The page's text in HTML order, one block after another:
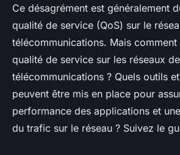
Guillaume• 25 mars 2024•7 min de
Ce désagrément est généralement
qualité de service (QoS) sur le
télécommunications. Mais
qualité de service sur les réseaux de
télécommunications ? Quels outils
peuvent être mis en place pour
performance des applications et
du trafic sur le réseau ? Suivez le